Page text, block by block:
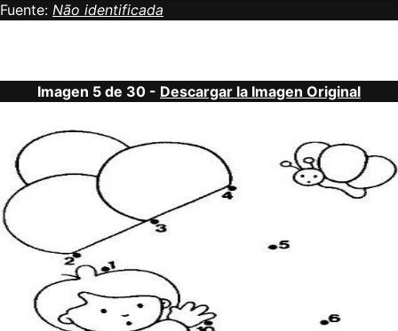
Fuente: Não identificada
Imagen 5 de 30 - Descargar la Imagen Original